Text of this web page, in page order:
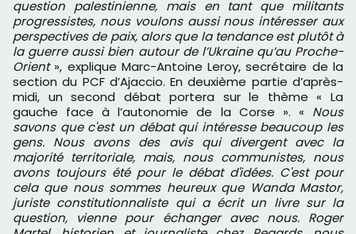
question palestinienne, mais en tant que militants
progressistes, nous voulons aussi nous intéresser aux
perspectives de paix, alors que la tendance est plutôt à
la guerre aussi bien autour de l’Ukraine qu’au Proche-
Orient », explique Marc-Antoine Leroy, secrétaire de la
section du PCF d’Ajaccio. En deuxième partie d’après-
midi, un second débat portera sur le thème « La
gauche face à l’autonomie de la Corse ». « Nous
savons que c'est un débat qui intéresse beaucoup les
gens. Nous avons des avis qui divergent avec la
majorité territoriale, mais, nous communistes, nous
avons toujours été pour le débat d'idées. C'est pour
cela que nous sommes heureux que Wanda Mastor,
juriste constitutionnaliste qui a écrit un livre sur la
question, vienne pour échanger avec nous. Roger